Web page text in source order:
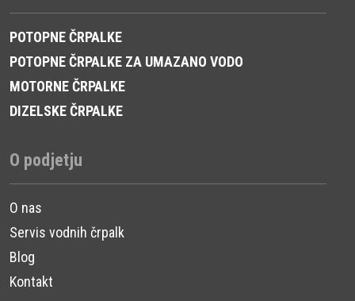
POTOPNE ČRPALKE
POTOPNE ČRPALKE ZA UMAZANO VODO
MOTORNE ČRPALKE
DIZELSKE ČRPALKE
O podjetju
O nas
Servis vodnih črpalk
Blog
Kontakt